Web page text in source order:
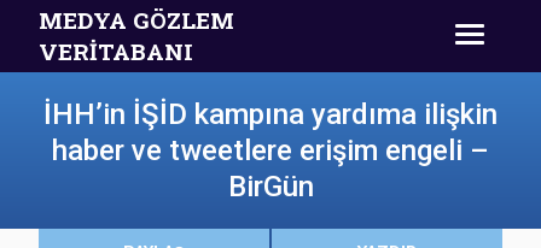
MEDYA GÖZLEM
VERİTABANI
İHH’in İŞİD kampına yardıma ilişkin
haber ve tweetlere erişim engeli –
BirGün